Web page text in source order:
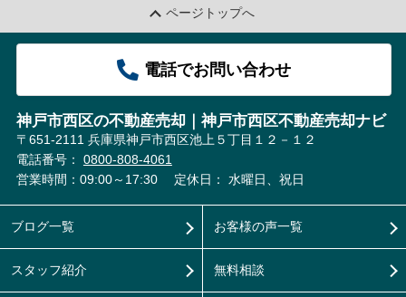
ページトップへ
電話でお問い合わせ
神戸市西区の不動産売却｜神戸市西区不動産売却ナビ
〒651-2111 兵庫県神戸市西区池上５丁目１２－１２
電話番号： 0800-808-4061
営業時間：09:00～17:30
定休日： 水曜日、祝日
ブログ一覧
スタッフ紹介
お客様の声一覧
無料相談